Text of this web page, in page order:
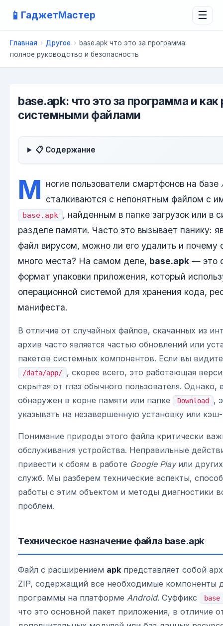
📱 ГаджетМастер ☰
Главная › Другое › base.apk что это за программа:
полное руководство и безопасность
base.apk: что это за программа и как
системными файлами
📋 Содержание
М ногие пользователи смартфонов на базе
сталкиваются с непонятным файлом с
base.apk , найденным в папке загрузок или в
разделе памяти. Часто это вызывает панику:
файл вирусом, можно ли его удалить и почему
много места? На самом деле, base.apk — это
формат упаковки приложения, который
операционной системой для хранения кода,
манифеста.
В отличие от случайных файлов, скачанных из
архив часто является частью обновлений или
пакетов системных компонентов. Если вы
/data/app/
, скорее всего, это работающая
скрытая от глаз обычного пользователя. Однако,
обнаружен в корне памяти или папке
Download
,
указывать на незавершенную установку или
Понимание природы этого файла критически
обслуживания устройства. Неправильные
привести к сбоям в работе Google Playили
служб. Мы разберем технические аспекты,
работы с этим объектом и методы диагностики
проблем.
Техническое назначение файла base.apk
Файл с расширением apkпредставляет собой
ZIP, содержащий все необходимые компоненты
программы на платформе Android. Суффикс base
что это основной пакет приложения, в отличие